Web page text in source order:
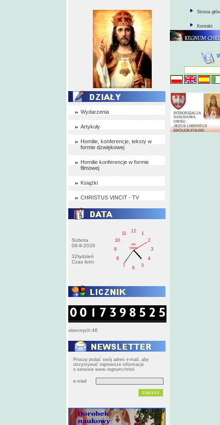
Wydarzenia
Artykuły
Homilie, konferencje, teksty w
formie dzwiękowej
Homilie konferencje w formie
filmowej
Książki
CHRISTUS VINCIT - TV
Sobota
08-8-2026
32tydzień
Czas letni
1
2
3
4
5
6
7
8
9
10
11
12
AM
sobota
obecnych:46
Proszę podać swój adres e-mail, aby
otrzymywać najnowsze informacje
o serwisie www.regnumchristi
e-mail
Strona
Kontakt